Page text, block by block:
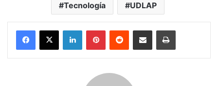
Tecnología UDLAP
LinkedInPinterestReddit Share via Email Print